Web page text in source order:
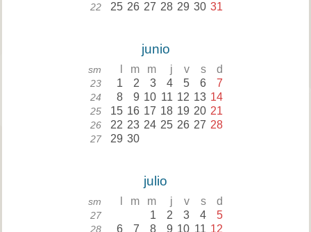
22 25 26 27 28 29 30 31
junio
sm m m j v s d
23 1 2 3 4 5 6 7
24 8 9 10 11 12 13 14
25 15 16 17 18 19 20 21
26 22 23 24 25 26 27 28
27 29 30
julio
sm m m j v s d
27 1 2 3 4 5
28 6 7 8 9 10 11 12